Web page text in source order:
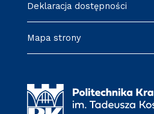
Deklaracja dostępności
Mapa strony